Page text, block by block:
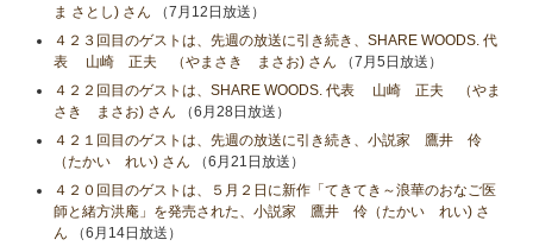
ま さとし) さん （7月12日放送）
４２３回目のゲストは、先週の放送に引き続き、SHARE WOODS. 代
表 山崎 正夫 （やまさき まさお) さん （7月5日放送）
４２２回目のゲストは、SHARE WOODS. 代表 山崎 正夫 （やま
さき まさお) さん （6月28日放送）
４２１回目のゲストは、先週の放送に引き続き、小説家 鷹井 伶
（たかい れい) さん （6月21日放送）
４２０回目のゲストは、５月２日に新作「てきてき～浪華のおなご医
師と緒方洪庵」を発売された、小説家 鷹井 伶（たかい れい) さ
ん （6月14日放送）